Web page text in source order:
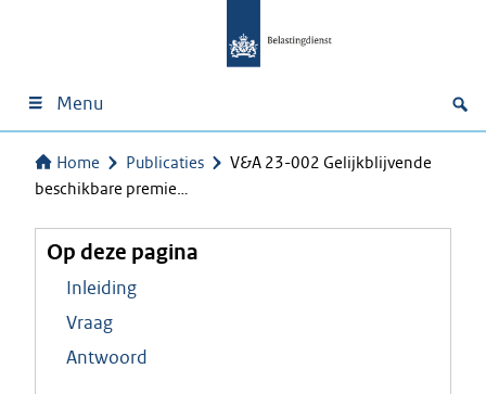
Menu
Home Publicaties
V&A 23-002 Gelijkblijvende
beschikbare premie…
Op deze pagina
Inleiding
Vraag
Antwoord